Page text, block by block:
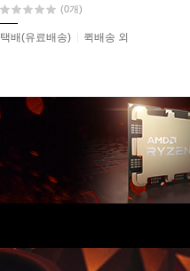
(0개)
택배(유료배송) 퀵배송 외